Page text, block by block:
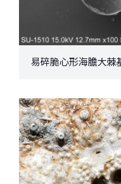
易碎脆心形海膽大棘